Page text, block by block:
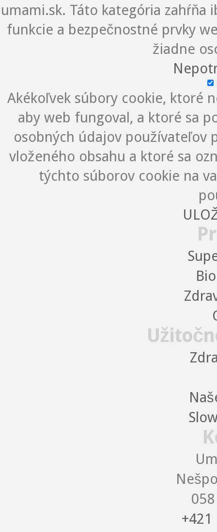
umami.sk. Táto kategória zahŕňa
funkcie a bezpečnostné prvky
žiadne
Akékoľvek súbory cookie, ktoré
aby web fungoval, a ktoré sa
osobných údajov používateľov
vloženého obsahu a ktoré sa
týchto súborov cookie na
+421